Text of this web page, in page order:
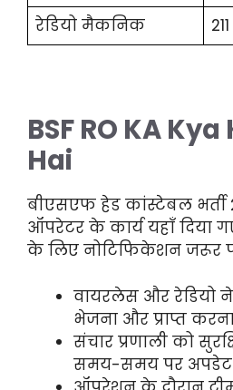
रेडियो मैकनिक
211
BSF RO KA
Hai
बीएसएफ हेड कांस्टेबल भर्ती
ऑपरेटर के कार्य यहाँ दिया
के लिए नोटिफिकेशन जरूर
वायरलेस और रेडियो
भेजना और प्राप्त
संचार प्रणाली को
समय-समय पर अपडेट